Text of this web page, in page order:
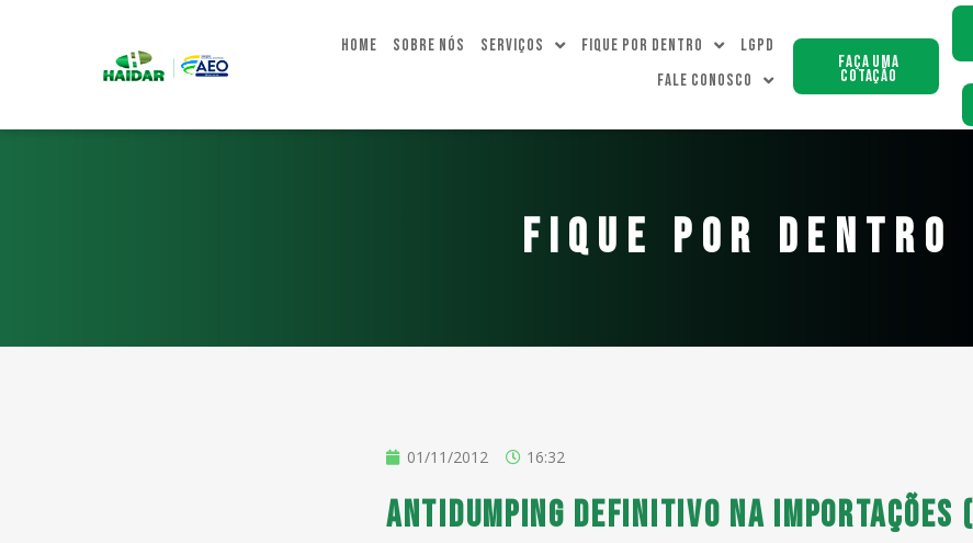
Home Sobre Nós Serviços Fique Por dentro
LGPD
Fale Conosco
Faça uma
Cotação
FIQUE POR DENTRO
01/11/2012 16:32
ANTIDUMPING DEFINITIVO NA IMPORTAÇÕES